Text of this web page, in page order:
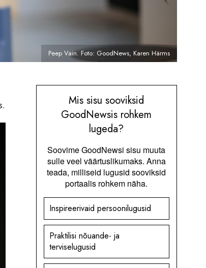
Peep Vain. Foto: GoodNews, Karen Härms
Mis sisu sooviksid
GoodNewsis rohkem
lugeda?
Soovime GoodNewsi sisu muuta
sulle veel väärtuslikumaks. Anna
teada, milliseid lugusid sooviksid
portaalis rohkem näha.
Inspireerivaid persoonilugusid
Praktilisi nõuande- ja
terviselugusid